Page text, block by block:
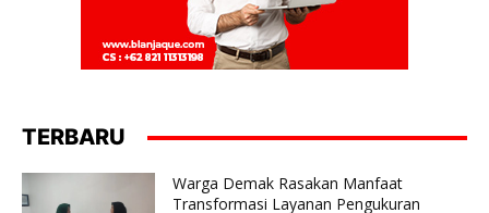
TERBARU
Warga Demak Rasakan Manfaat
Transformasi Layanan Pengukuran